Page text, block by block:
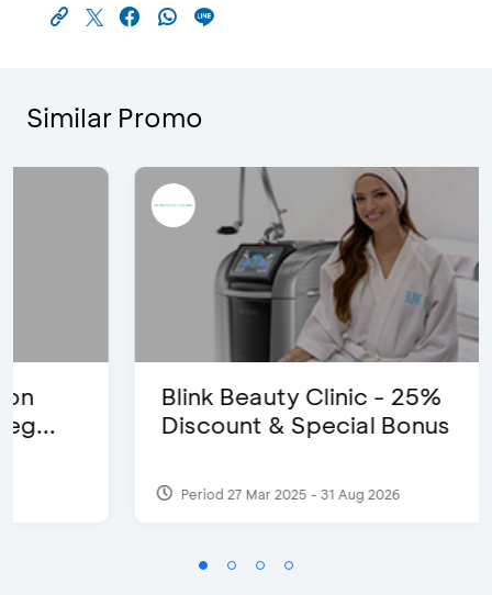
Similar Promo
Blink Beauty Clinic - 25%
Discount & Special Bonus
Period 27 Mar 2025 - 31 Aug 2026